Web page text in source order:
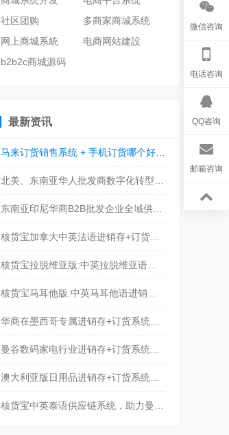
社区团购
多商家商城系统
网上商城系統
电商网站建設
b2b2c商城源码
最新资讯
微信咨询
电话咨询
QQ咨询
邮箱咨询